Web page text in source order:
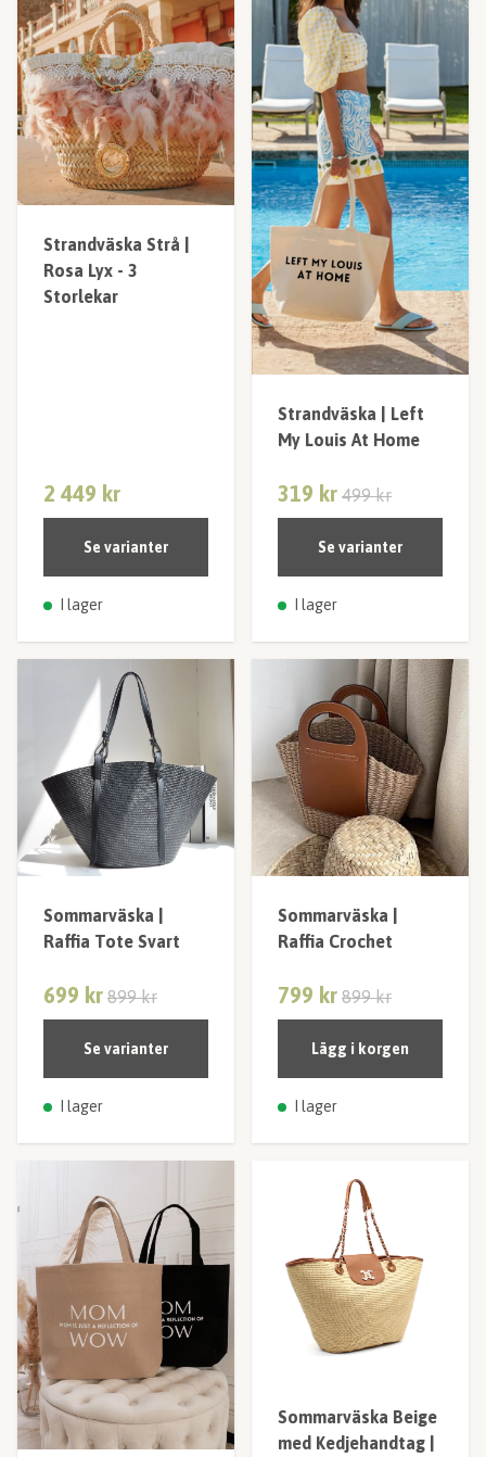
Strandväska Strå |
Rosa Lyx - 3
Storlekar
2 449 kr
Se varianter
I lager
Strandväska | Left
My Louis At Home
319 kr 499 kr
Se varianter
I lager
Sommarväska |
Raffia Tote Svart
699 kr 899 kr
Se varianter
I lager
Sommarväska |
Raffia Crochet
799 kr 899 kr
Lägg i korgen
I lager
Sommarväska Beige
med Kedjehandtag |